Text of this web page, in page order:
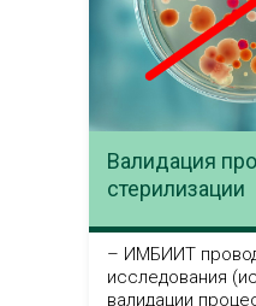
Валидация
стерилизации
– ИМБИИТ
исследования
валидации